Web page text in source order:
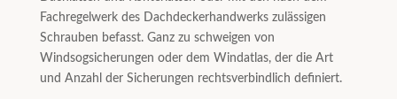
Fachregelwerk des Dachdeckerhandwerks zulässigen
Schrauben befasst. Ganz zu schweigen von
Windsogsicherungen oder dem Windatlas, der die Art
und Anzahl der Sicherungen rechtsverbindlich definiert.